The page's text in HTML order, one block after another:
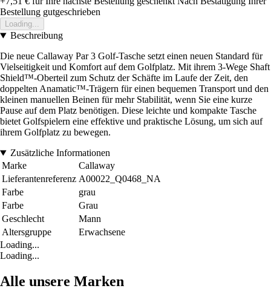
Bestellung gutgeschrieben
Loading...
Beschreibung
Die neue Callaway Par 3 Golf-Tasche setzt einen neuen Standard für
Vielseitigkeit und Komfort auf dem Golfplatz. Mit ihrem 3-Wege Shaft
Shield™-Oberteil zum Schutz der Schäfte im Laufe der Zeit, den
doppelten Anamatic™-Trägern für einen bequemen Transport und den
kleinen manuellen Beinen für mehr Stabilität, wenn Sie eine kurze
Pause auf dem Platz benötigen. Diese leichte und kompakte Tasche
bietet Golfspielern eine effektive und praktische Lösung, um sich auf
ihrem Golfplatz zu bewegen.
Zusätzliche Informationen
Marke
Callaway
Lieferantenreferenz A00022_Q0468_NA
Farbe
grau
Farbe
Grau
Geschlecht
Mann
Altersgruppe
Erwachsene
Loading...
Loading...
Alle unsere Marken